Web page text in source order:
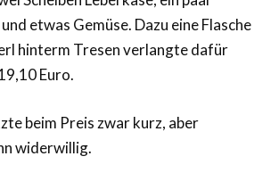
etwas Gemüse. Dazu eine Flasche
hinterm Tresen verlangte dafür
Euro.
beim Preis zwar kurz, aber
widerwillig.